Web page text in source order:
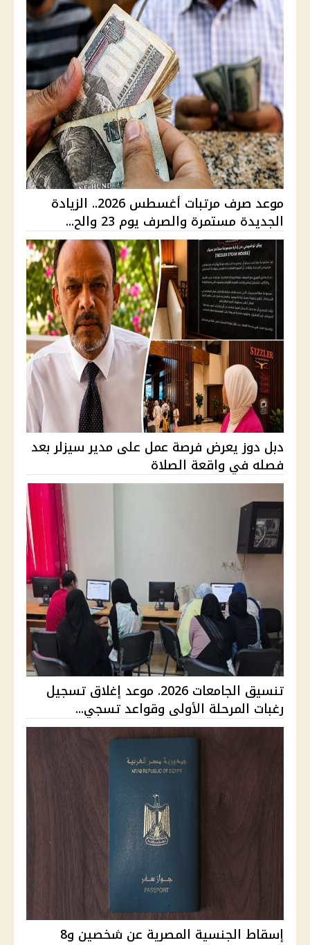
موعد صرف مرتبات أغسطس 2026.. الزيادة
الجديدة مستمرة والصرف يوم 23 والح...
دبل دوز يعرض فرصة عمل على مدير سيزلر بعد
فصله في واقعة الصلاة
تنسيق الجامعات 2026. موعد إغلاق تسجيل
رغبات المرحلة الأولى وقواعد تسجي...
إسقاط الجنسية المصرية عن شخصين و8